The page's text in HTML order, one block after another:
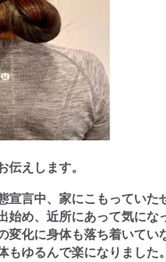
伝えします。
宣言中、家にこもっていた
始め、近所にあって気にな
変化に身体も落ち着いてい
もゆるんで楽になりました。